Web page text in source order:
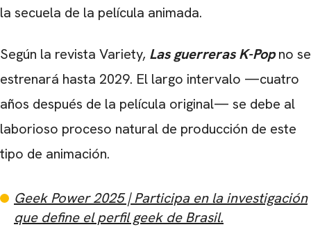
la secuela de la película animada.
Según la revista Variety, Las guerreras K-Popno se
estrenará hasta 2029. El largo intervalo —cuatro
años después de la película original— se debe al
laborioso proceso natural de producción de este
tipo de animación.
Geek Power 2025 | Participa en la investigación
que define el perfil geek de Brasil.